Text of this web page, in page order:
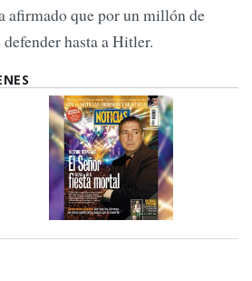
afirmado que por un millón de
hasta a Hitler.